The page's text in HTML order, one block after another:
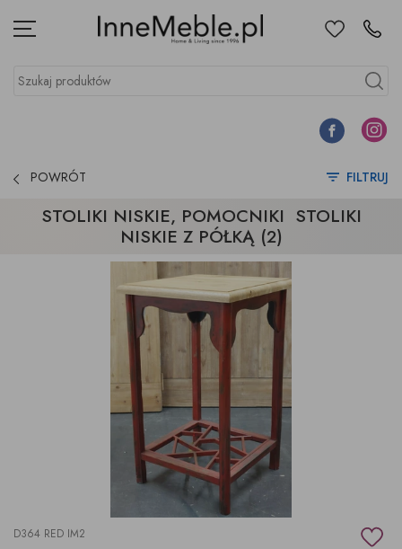
Menu UlubioneKontakt
Szukaj produktów
Szukaj
Facebook
POWRÓT FILTRUJ
STOLIKI NISKIE, POMOCNIKI STOLIKI
NISKIE Z PÓŁKĄ (2)
D364 RED IM2